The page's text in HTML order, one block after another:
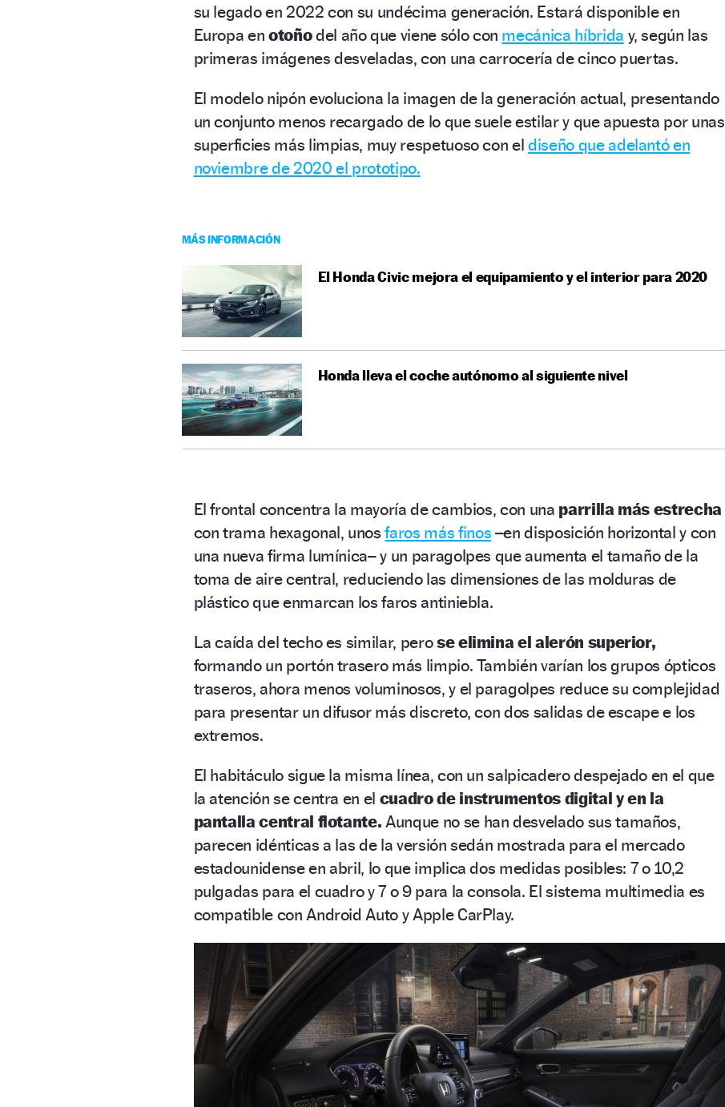
su legado en 2022 con su undécima generación. Estará disponible en
Europa enotoñodel año que viene sólo con mecánica híbrida y, según las
primeras imágenes desveladas, con una carrocería de cinco puertas.
El modelo nipón evoluciona la imagen de la generación actual, presentando
un conjunto menos recargado de lo que suele estilar y que apuesta por unas
superficies más limpias, muy respetuoso con eldiseño que adelantó en
noviembre de 2020 el prototipo.
MÁS INFORMACIÓN
El Honda Civic mejora el equipamiento y el interior para 2020
Honda lleva el coche autónomo al siguiente nivel
El frontal concentra la mayoría de cambios, con una parrilla más estrecha
con trama hexagonal, unosfaros más finos –en disposición horizontal y con
una nueva firma lumínica– y un paragolpes que aumenta el tamaño de la
toma de aire central, reduciendo las dimensiones de las molduras de
plástico que enmarcan los faros antiniebla.
La caída del techo es similar, perose elimina el alerón superior,
formando un portón trasero más limpio. También varían los grupos ópticos
traseros, ahora menos voluminosos, y el paragolpes reduce su complejidad
para presentar un difusor más discreto, con dos salidas de escape e los
extremos.
El habitáculo sigue la misma línea, con un salpicadero despejado en el que
la atención se centra en el cuadro de instrumentos digital y en la
pantalla central flotante. Aunque no se han desvelado sus tamaños,
parecen idénticas a las de la versión sedán mostrada para el mercado
estadounidense en abril, lo que implica dos medidas posibles: 7 o 10,2
pulgadas para el cuadro y 7 o 9 para la consola. El sistema multimedia es
compatible con Android Auto y Apple CarPlay.